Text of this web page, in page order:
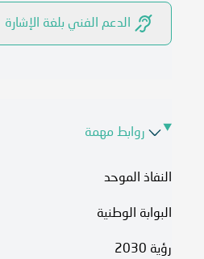
الدعم الفني بلغة الإشارة
روابط مهمة
النفاذ الموحد
البوابة الوطنية
رؤية 2030